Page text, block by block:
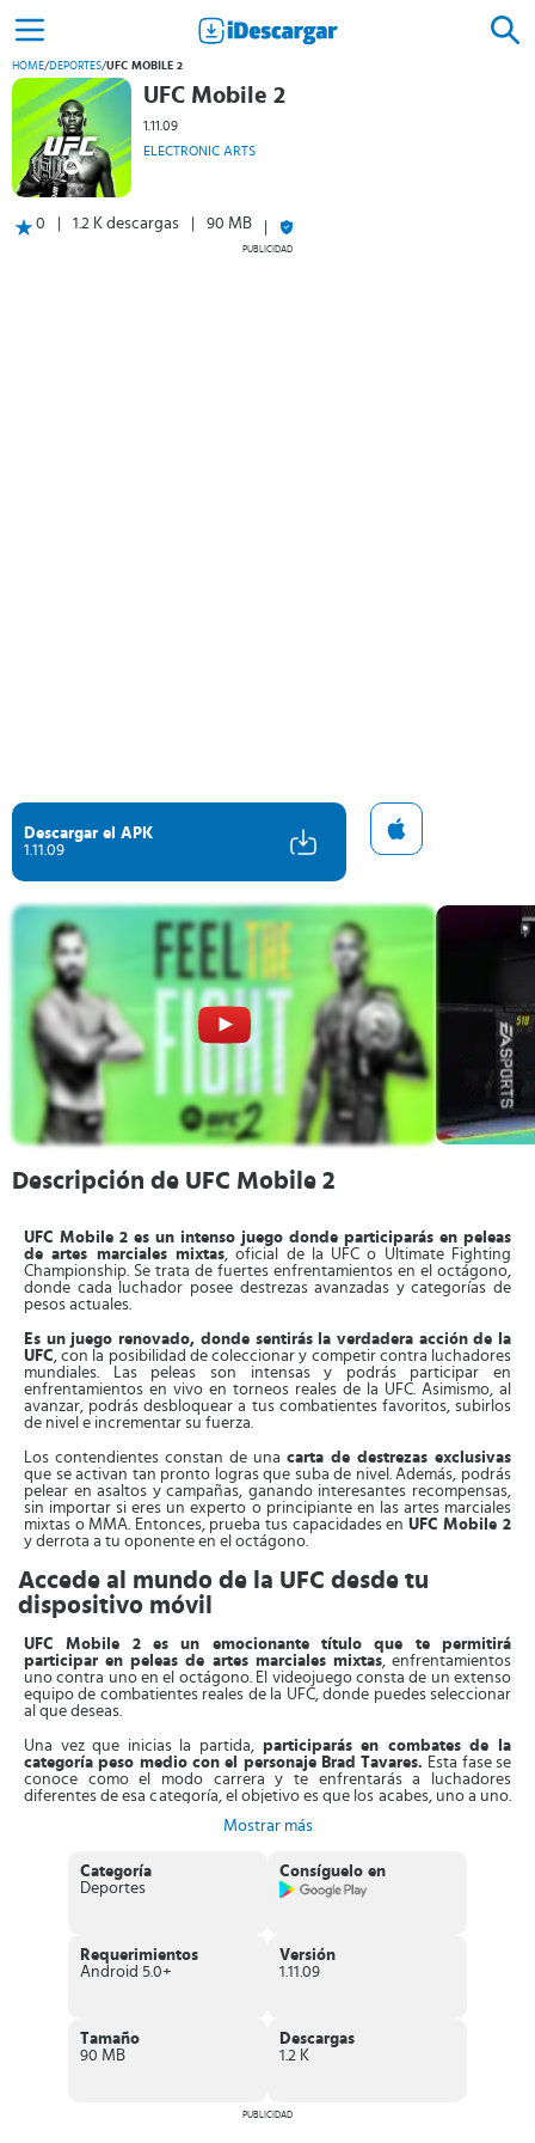
HOME/DEPORTES/UFC MOBILE 2
UFC Mobile 2
1.11.09
ELECTRONIC ARTS
0 1.2 K descargas 90 MB
PUBLICIDAD
Descargar el APK
1.11.09
Descripción de UFC Mobile 2
UFC Mobile 2 es un intenso juego donde participarás en peleas
de artes marciales mixtas, oficial de la UFC o Ultimate Fighting
Championship. Se trata de fuertes enfrentamientos en el octágono,
donde cada luchador posee destrezas avanzadas y categorías de
pesos actuales.
Es un juego renovado, donde sentirás la verdadera acción de la
UFC, con la posibilidad de coleccionar y competir contra luchadores
mundiales. Las peleas son intensas y podrás participar en
enfrentamientos en vivo en torneos reales de la UFC. Asimismo, al
avanzar, podrás desbloquear a tus combatientes favoritos, subirlos
de nivel e incrementar su fuerza.
Los contendientes constan de una carta de destrezas exclusivas
que se activan tan pronto logras que suba de nivel. Además, podrás
pelear en asaltos y campañas, ganando interesantes recompensas,
sin importar si eres un experto o principiante en las artes marciales
mixtas o MMA. Entonces, prueba tus capacidades en UFC Mobile 2
y derrota a tu oponente en el octágono.
Accede al mundo de la UFC desde tu
dispositivo móvil
UFC Mobile 2 es un emocionante título que te permitirá
participar en peleas de artes marciales mixtas, enfrentamientos
uno contra uno en el octágono. El videojuego consta de un extenso
equipo de combatientes reales de la UFC, donde puedes seleccionar
al que deseas.
Una vez que inicias la partida, participarás en combates de la
categoría peso medio con el personaje Brad Tavares. Esta fase se
conoce como el modo carrera y te enfrentarás a luchadores
diferentes de esa categoría, el objetivo es que los acabes, uno a uno.
modo carrera, podrás participar en enfrentamientos sueltos con
Su mecanismo de control es intuitivo, adaptado a equipos móviles.
Con tan solo pulsar en cualquier lugar de la pantalla, lanzarás
los lados, realizarás ganchos, que te ayudarán a conseguir ataques
especiales. Tan pronto estén listos, presiona sobre la casilla ubicada
en el lado inferior izquierdo y listo.
resolución, en calidad HD, con movimientos fluidos, al puro estilo de
la UFC. Es más, en este juego encontrarás elementos nuevos, que
Características de UFC Mobile 2
Mostrar más
Categoría
Deportes
Consíguelo en
Requerimientos
Android 5.0+
Versión
1.11.09
Tamaño
90 MB
Descargas
1.2 K
PUBLICIDAD